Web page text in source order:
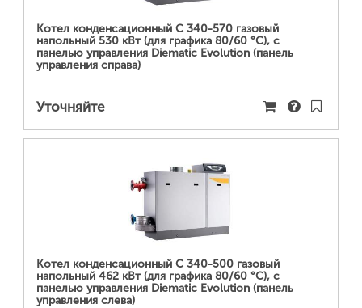
Котел конденсационный C 340-570 газовый
напольный 530 кВт (для графика 80/60 °С), с
панелью управления Diematic Evolution (панель
управления справа)
Уточняйте
Котел конденсационный C 340-500 газовый
напольный 462 кВт (для графика 80/60 °С), с
панелью управления Diematic Evolution (панель
управления слева)